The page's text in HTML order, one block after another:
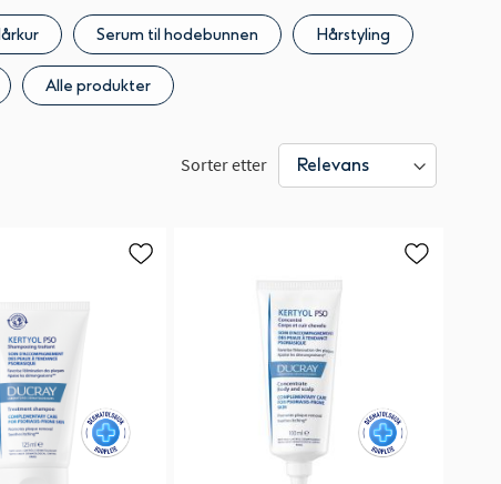
Serum til hodebunnen Hårstyling
Alle produkter
Sorter etter